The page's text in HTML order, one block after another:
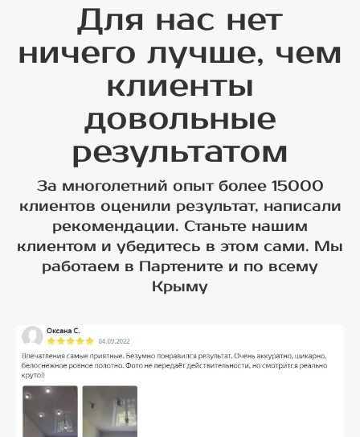
Для нас нет
ничего лучше, чем
клиенты
довольные
результатом
За многолетний опыт более 15000
клиентов оценили результат, написали
рекомендации. Станьте нашим
клиентом и убедитесь в этом сами. Мы
работаем в Партените и по всему
Крыму